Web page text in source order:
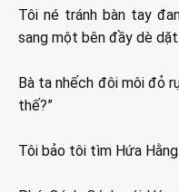
Tôi né tránh bàn tay
sang một bên đầy dè dặt.
Bà ta nhếch đôi môi đỏ
thế?”
Tôi bảo tôi tìm Hứa Hằng.